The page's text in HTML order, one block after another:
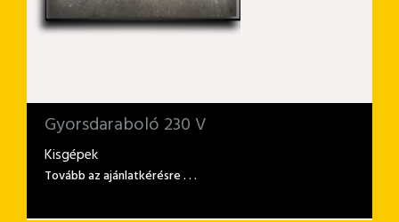
Gyorsdaraboló 230 V
Kisgépek
Tovább az ajánlatkérésre . . .